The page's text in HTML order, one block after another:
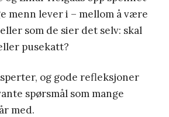
menn lever i – mellom å være
som de sier det selv: skal
pusekatt?
og gode refleksjoner
spørsmål som mange
med.